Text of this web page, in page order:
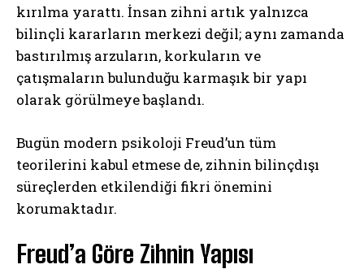
kırılma yarattı. İnsan zihni artık yalnızca
bilinçli kararların merkezi değil; aynı zamanda
bastırılmış arzuların, korkuların ve
çatışmaların bulunduğu karmaşık bir yapı
olarak görülmeye başlandı.
Bugün modern psikoloji Freud’un tüm
teorilerini kabul etmese de, zihnin bilinçdışı
süreçlerden etkilendiği fikri önemini
korumaktadır.
Freud’a Göre Zihnin Yapısı